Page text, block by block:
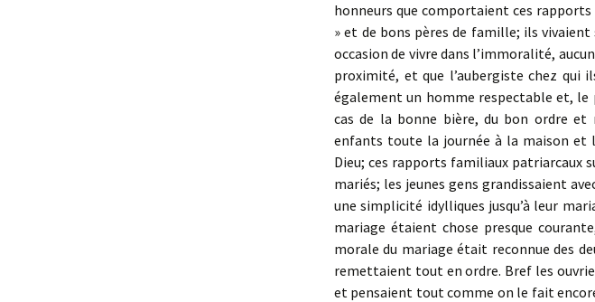
honneurs que comportaient ces rapports
» et de bons pères de famille; ils vivaient
occasion de vivre dans l’immoralité,
proximité, et que l’aubergiste chez
également un homme respectable et,
cas de la bonne bière, du bon ordre
enfants toute la journée à la maison et
Dieu; ces rapports familiaux patriarcaux
mariés; les jeunes gens grandissaient
une simplicité idylliques jusqu’à leur
mariage étaient chose presque
morale du mariage était reconnue des
remettaient tout en ordre. Bref les
et pensaient tout comme on le fait